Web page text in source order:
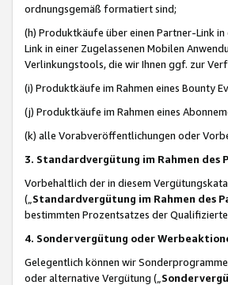
ordnungsgemäß formatiert sind;
(h) Produktkäufe über einen Partner-Link
Link in einer Zugelassenen Mobilen
Verlinkungstools, die wir Ihnen ggf. zur
(i) Produktkäufe im Rahmen eines Bounty
(j) Produktkäufe im Rahmen eines
(k) alle Vorabveröffentlichungen oder
3. Standardvergütung im Rahmen des
Vorbehaltlich der in diesem
(„ Standardvergütung im Rahmen des
bestimmten Prozentsatzes der
4. Sondervergütung oder
Gelegentlich können wir
oder alternative Vergütung („